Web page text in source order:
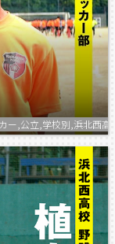
ー,公立,学校別,浜北西高